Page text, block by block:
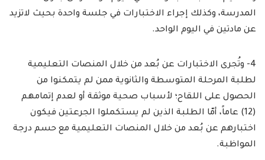
المدرسة، وكذلك إجراء الاختبارات في جلسة واحدة بحيث لاتزيد
عن مادتين في اليوم الواحد.
4- وتُجرى الاختبارات عن بُعد من خلال المنصات التعليمية
لطلبة المرحلة المتوسطة والثانوية ممن لم يتمكنوا من
الحصول على اللقاح؛ لأسباب صحية موثقة أو لعدم إتمامهم
(12) عاماً، أمّا الطلبة الذين لم يستكملوا الجرعتين فيكون
اختبارهم عن بُعد من خلال المنصات التعليمية مع حسم درجة
المواظبة.